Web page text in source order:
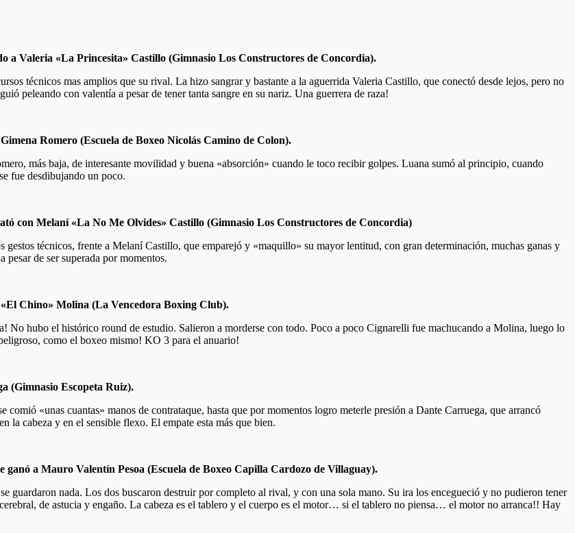
a Valeria «La Princesita» Castillo (Gimnasio Los Constructores de Concordia).
técnicos mas amplios que su rival. La hizo sangrar y bastante a la aguerrida Valeria Castillo, que conectó desde lejos, pero no
peleando con valentía a pesar de tener tanta sangre en su nariz. Una guerrera de raza!
Romero (Escuela de Boxeo Nicolás Camino de Colon).
más baja, de interesante movilidad y buena «absorción» cuando le toco recibir golpes. Luana sumó al principio, cuando
fue desdibujando un poco.
con Melaní «La No Me Olvides» Castillo (Gimnasio Los Constructores de Concordia)
técnicos, frente a Melaní Castillo, que emparejó y «maquillo» su mayor lentitud, con gran determinación, muchas ganas y
pesar de ser superada por momentos.
Chino» Molina (La Vencedora Boxing Club).
No hubo el histórico round de estudio. Salieron a morderse con todo. Poco a poco Cignarelli fue machucando a Molina, luego lo
como el boxeo mismo! KO 3 para el anuario!
(Gimnasio Escopeta Ruiz).
«unas cuantas» manos de contrataque, hasta que por momentos logro meterle presión a Dante Carruega, que arrancó
la cabeza y en el sensible flexo. El empate esta más que bien.
a Mauro Valentín Pesoa (Escuela de Boxeo Capilla Cardozo de Villaguay).
guardaron nada. Los dos buscaron destruir por completo al rival, y con una sola mano. Su ira los encegueció y no pudieron tener
de astucia y engaño. La cabeza es el tablero y el cuerpo es el motor… si el tablero no piensa… el motor no arranca!! Hay